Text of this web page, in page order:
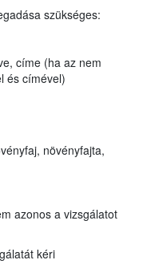
szükséges:
címe (ha az nem
és címével)
növényfajta,
azonos a vizsgálatot
kéri